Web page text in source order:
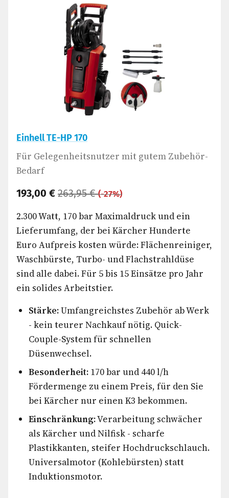
Einhell TE-HP 170
Für Gelegenheitsnutzer mit gutem Zubehör-
Bedarf
193,00 € 263,95 €(-27%)
2.300 Watt, 170 bar Maximaldruck und ein
Lieferumfang, der bei Kärcher Hunderte
Euro Aufpreis kosten würde: Flächenreiniger,
Waschbürste, Turbo- und Flachstrahldüse
sind alle dabei. Für 5 bis 15 Einsätze pro Jahr
ein solides Arbeitstier.
Stärke:Umfangreichstes Zubehör ab Werk
- kein teurer Nachkauf nötig. Quick-
Couple-System für schnellen
Düsenwechsel.
Besonderheit: 170 bar und 440 l/h
Fördermenge zu einem Preis, für den Sie
bei Kärcher nur einen K3 bekommen.
Einschränkung:Verarbeitung schwächer
als Kärcher und Nilfisk - scharfe
Plastikkanten, steifer Hochdruckschlauch.
Universalmotor (Kohlebürsten) statt
Induktionsmotor.